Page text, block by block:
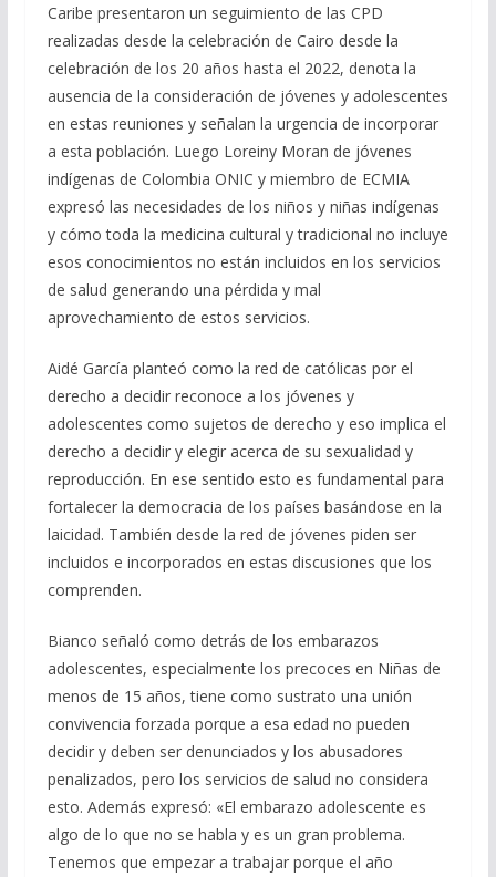
Caribe presentaron un seguimiento de las CPD
realizadas desde la celebración de Cairo desde la
celebración de los 20 años hasta el 2022, denota la
ausencia de la consideración de jóvenes y adolescentes
en estas reuniones y señalan la urgencia de incorporar
a esta población. Luego Loreiny Moran de jóvenes
indígenas de Colombia ONIC y miembro de ECMIA
expresó las necesidades de los niños y niñas indígenas
y cómo toda la medicina cultural y tradicional no incluye
esos conocimientos no están incluidos en los servicios
de salud generando una pérdida y mal
aprovechamiento de estos servicios.
Aidé García planteó como la red de católicas por el
derecho a decidir reconoce a los jóvenes y
adolescentes como sujetos de derecho y eso implica el
derecho a decidir y elegir acerca de su sexualidad y
reproducción. En ese sentido esto es fundamental para
fortalecer la democracia de los países basándose en la
laicidad. También desde la red de jóvenes piden ser
incluidos e incorporados en estas discusiones que los
comprenden.
Bianco señaló como detrás de los embarazos
adolescentes, especialmente los precoces en Niñas de
menos de 15 años, tiene como sustrato una unión
convivencia forzada porque a esa edad no pueden
decidir y deben ser denunciados y los abusadores
penalizados, pero los servicios de salud no considera
esto. Además expresó: «El embarazo adolescente es
algo de lo que no se habla y es un gran problema.
Tenemos que empezar a trabajar porque el año